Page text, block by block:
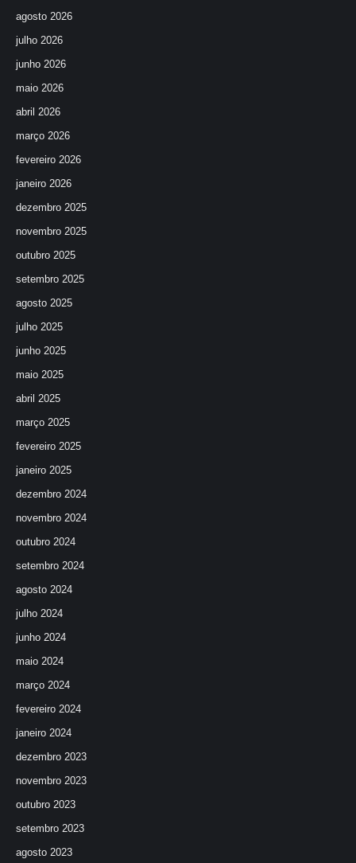
agosto 2026
julho 2026
junho 2026
maio 2026
abril 2026
março 2026
fevereiro 2026
janeiro 2026
dezembro 2025
novembro 2025
outubro 2025
setembro 2025
agosto 2025
julho 2025
junho 2025
maio 2025
abril 2025
março 2025
fevereiro 2025
janeiro 2025
dezembro 2024
novembro 2024
outubro 2024
setembro 2024
agosto 2024
julho 2024
junho 2024
maio 2024
março 2024
fevereiro 2024
janeiro 2024
dezembro 2023
novembro 2023
outubro 2023
setembro 2023
agosto 2023